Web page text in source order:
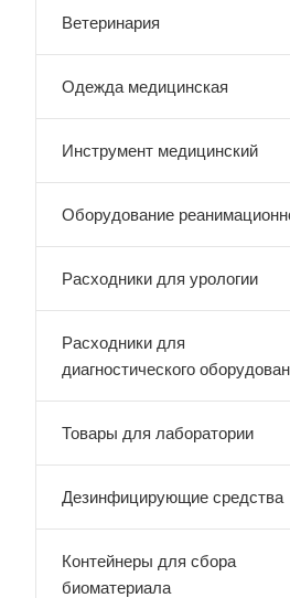
Ветеринария
Одежда медицинская
Инструмент медицинский
Оборудование
Расходники для урологии
Расходники для
диагностического
Товары для лаборатории
Дезинфицирующие средства
Контейнеры для сбора
биоматериала